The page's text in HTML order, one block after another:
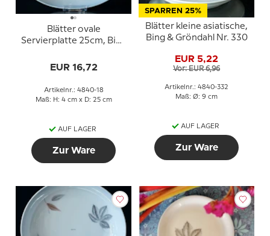
Blätter ovale
Servierplatte 25cm, Bing
EUR 16,72
Artikelnr.: 4840-18
Maß: H: 4 cm x D: 25 cm
AUF LAGER
Zur Ware
SPARREN 25%
Blätter kleine asiatische,
Bing & Gröndahl Nr. 330
EUR 5,22
Vor: EUR 6,96
Artikelnr.: 4840-332
Maß: Ø: 9 cm
AUF LAGER
Zur Ware